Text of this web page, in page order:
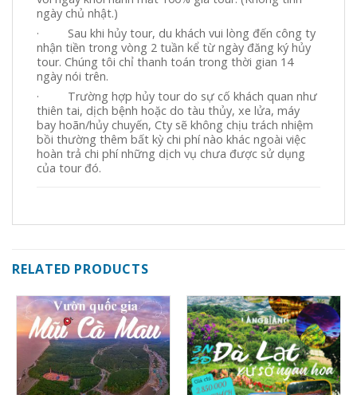
ngày chủ nhật.)
· Sau khi hủy tour, du khách vui lòng đến công ty
nhận tiền trong vòng 2 tuần kể từ ngày đăng ký hủy
tour. Chúng tôi chỉ thanh toán trong thời gian 14
ngày nói trên.
· Trường hợp hủy tour do sự cố khách quan như
thiên tai, dịch bệnh hoặc do tàu thủy, xe lửa, máy
bay hoãn/hủy chuyến, Cty sẽ không chịu trách nhiệm
bồi thường thêm bất kỳ chi phí nào khác ngoài việc
hoàn trả chi phí những dịch vụ chưa được sử dụng
của tour đó.
RELATED PRODUCTS